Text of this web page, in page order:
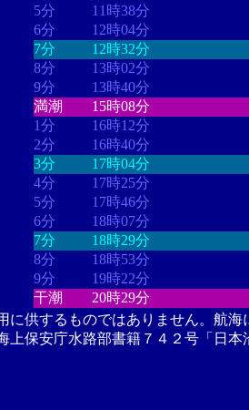
5分
11時38分
6分
12時04分
7分
12時32分
8分
13時02分
9分
13時40分
満潮
15時08分
1分
16時12分
2分
16時40分
3分
17時04分
4分
17時25分
5分
17時46分
6分
18時07分
7分
18時29分
8分
18時53分
9分
19時22分
干潮
20時29分
に供するものではありません。航
上保安庁水路部書籍７４２号「日